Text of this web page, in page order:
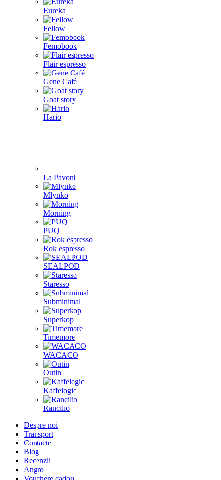
Eureka
Fellow
Femobook
Flair espresso
Gene Café
Goat story
Hario
La Pavoni
Mlynko
Morning
PUQ
Rok espresso
SEALPOD
Staresso
Subminimal
Superkop
Timemore
WACACO
Outin
Kaffelogic
Rancilio
Despre noi
Transport
Contacte
Blog
Recenzii
Angro
Vouchere cadou